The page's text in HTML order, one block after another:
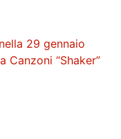
29 gennaio
Canzoni “Shaker”